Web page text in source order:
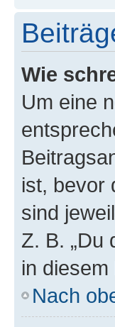
Wie
Um eine
ist, bevor
sind
Z. B. „Du
in diesem
Nach